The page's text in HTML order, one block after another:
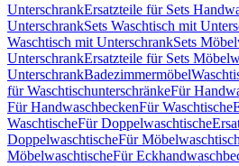
UnterschrankErsatzteile für Sets
UnterschrankSets Waschtisch mit
Waschtisch mit UnterschrankSets
UnterschrankErsatzteile für Sets
UnterschrankBadezimmermöbel
für WaschtischunterschränkeFür
Für HandwaschbeckenFür Waschtische
WaschtischeFür Doppelwaschtische
DoppelwaschtischeFür
MöbelwaschtischeFür